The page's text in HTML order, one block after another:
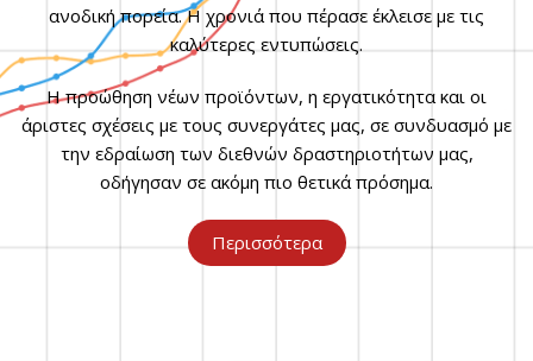
ανοδική πορεία. Η χρονιά που πέρασε έκλεισε με τις
καλύτερες εντυπώσεις.
Η προώθηση νέων προϊόντων, η εργατικότητα και οι
άριστες σχέσεις με τους συνεργάτες μας, σε συνδυασμό με
την εδραίωση των διεθνών δραστηριοτήτων μας,
οδήγησαν σε ακόμη πιο θετικά πρόσημα.
Περισσότερα